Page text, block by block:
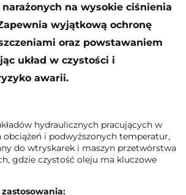
na wysokie ciśnienia
wyjątkową ochronę
oraz powstawaniem
układ w czystości i
awarii.
hydraulicznych pracujących w
obciążeń i podwyższonych temperatur,
do wtryskarek i maszyn przetwórstwa
gdzie czystość oleju ma kluczowe